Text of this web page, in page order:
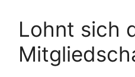
Lohnt sich